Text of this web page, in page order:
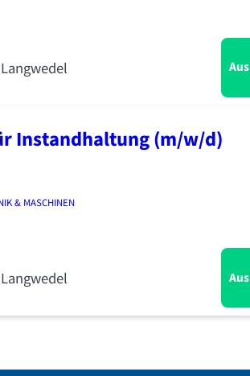
Instandhaltung (m/w/d)
& MASCHINEN